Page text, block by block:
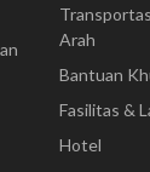
Arah
Bantuan
Fasilitas &
Hotel